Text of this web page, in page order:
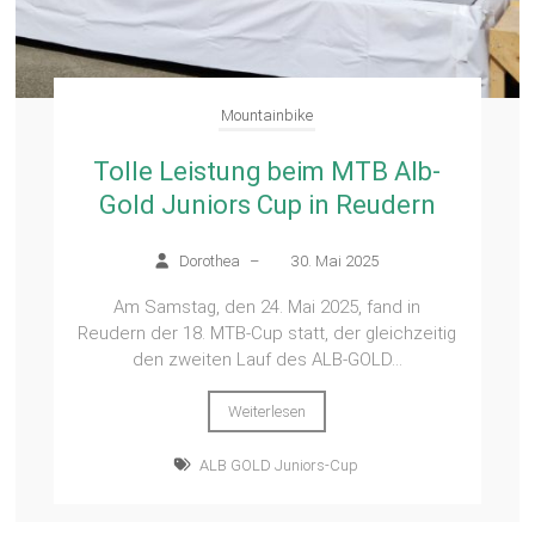
Mountainbike
Tolle Leistung beim MTB Alb-
Gold Juniors Cup in Reudern
Dorothea – 30. Mai 2025
Am Samstag, den 24. Mai 2025, fand in
Reudern der 18. MTB-Cup statt, der gleichzeitig
den zweiten Lauf des ALB-GOLD...
Weiterlesen
ALB GOLD Juniors-Cup